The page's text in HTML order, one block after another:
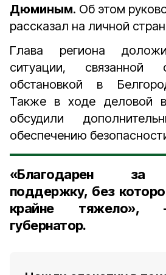
Дюминым. Об этом
рассказал на личной
Глава региона
ситуации, связанной
обстановкой в
Также в ходе деловой
обсудили
обеспечению
«Благодарен за
поддержку, без
крайне тяжело»,
губернатор.